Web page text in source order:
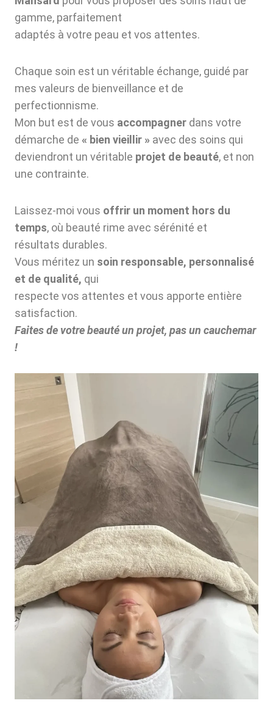
gamme, parfaitement
adaptés à votre peau et vos attentes.
Chaque soin est un véritable échange, guidé par
mes valeurs de bienveillance et de
perfectionnisme.
Mon but est de vous accompagner dans votre
démarche de « bien vieillir » avec des soins qui
deviendront un véritable projet de beauté, et non
une contrainte.
Laissez-moi vous offrir un moment hors du
temps, où beauté rime avec sérénité et
résultats durables.
Vous méritez un soin responsable, personnalisé
et de qualité, qui
respecte vos attentes et vous apporte entière
satisfaction.
Faites de votre beauté un projet, pas un cauchemar
!